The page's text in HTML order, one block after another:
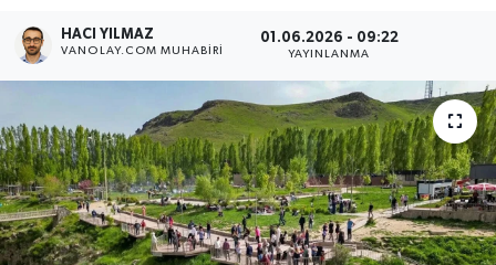
HACI YILMAZ
VANOLAY.COM MUHABIRI
01.06.2026 - 09:22
YAYINLANMA
Dünya
RESMİ İLANLAR
Haber Arşivi